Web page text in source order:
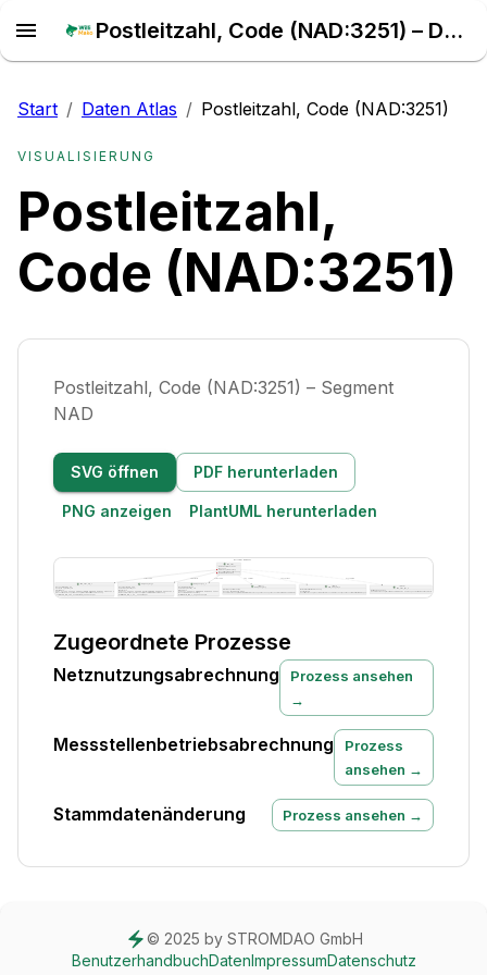
Postleitzahl, Code (NAD:3251) – Daten Atlas
Start / Daten Atlas / Postleitzahl, Code (NAD:3251)
VISUALISIERUNG
Postleitzahl,
Code (NAD:3251)
Postleitzahl, Code (NAD:3251) – Segment
NAD
SVG öffnen PDF herunterladen
PNG anzeigen PlantUML herunterladen
Zugeordnete Prozesse
Netznutzungsabrechnung
Prozess ansehen
→
Messstellenbetriebsabrechnung
Prozess
ansehen →
Stammdatenänderung Prozess ansehen →
© 2025 by STROMDAO GmbH
BenutzerhandbuchDatenImpressumDatenschutz